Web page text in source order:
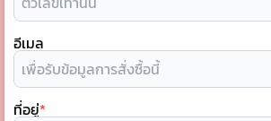
อีเมล
ที่อยู่*